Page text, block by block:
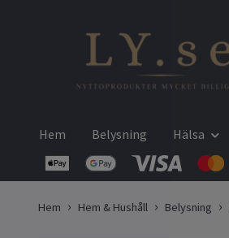
Hem Belysning Hälsa
Hem Hem & Hushåll Belysning